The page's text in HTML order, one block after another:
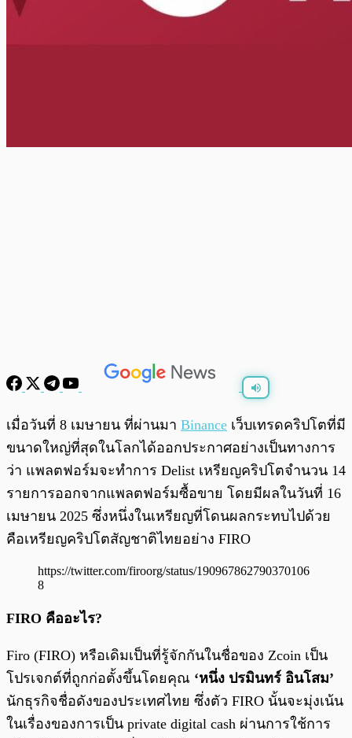
พร้อมเล่น /0:00
เมื่อวันที่ 8 เมษายน ที่ผ่านมา Binance เว็บเทรดคริปโตที่มี
ขนาดใหญ่ที่สุดในโลกได้ออกประกาศอย่างเป็นทางการ
ว่า แพลตฟอร์มจะทำการ Delist เหรียญคริปโตจำนวน 14
รายการออกจากแพลตฟอร์มซื้อขาย โดยมีผลในวันที่ 16
เมษายน 2025 ซึ่งหนึ่งในเหรียญที่โดนผลกระทบไปด้วย
คือเหรียญคริปโตสัญชาติไทยอย่าง FIRO
https://twitter.com/firoorg/status/190967862790370106
8
FIRO คืออะไร?
Firo (FIRO) หรือเดิมเป็นที่รู้จักกันในชื่อของ Zcoin เป็น
โปรเจกต์ที่ถูกก่อตั้งขึ้นโดยคุณ ‘หนึ่ง ปรมินทร์ อินโสม’
นักธุรกิจชื่อดังของประเทศไทย ซึ่งตัว FIRO นั้นจะมุ่งเน้น
ในเรื่องของการเป็น private digital cash ผ่านการใช้การ